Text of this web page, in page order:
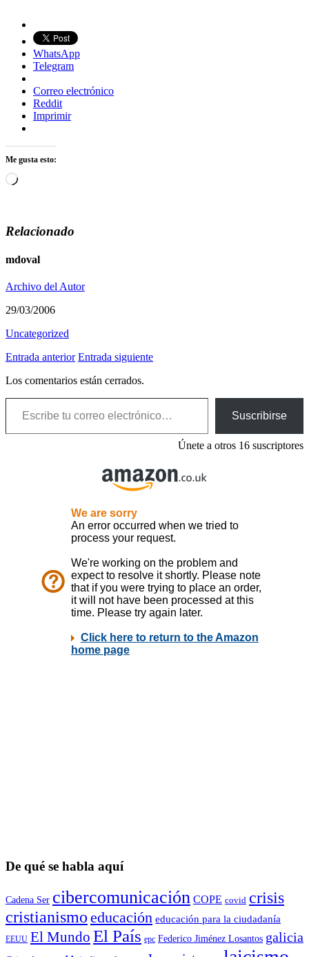
WhatsApp
Telegram
Correo electrónico
Reddit
Imprimir
Me gusta esto:
Cargando...
Relacionado
mdoval
Archivo del Autor
29/03/2006
Uncategorized
Entrada anterior Entrada siguiente
Los comentarios están cerrados.
Escribe tu correo electrónico…
Suscribirse
Únete a otros 16 suscriptores
De qué se habla aquí
Cadena Ser cibercomunicación COPE covid crisis
cristianismo educación educación para la ciudadaní­a
EEUU El Mundo El País epc Federico Jiménez Losantos galicia